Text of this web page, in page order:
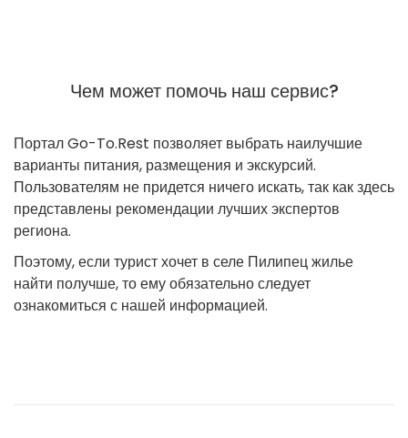
Чем может помочь наш сервис?
Портал Go-To.Rest позволяет выбрать наилучшие
варианты питания, размещения и экскурсий.
Пользователям не придется ничего искать, так как здесь
представлены рекомендации лучших экспертов
региона.
Поэтому, если турист хочет в селе Пилипец жилье
найти получше, то ему обязательно следует
ознакомиться с нашей информацией.